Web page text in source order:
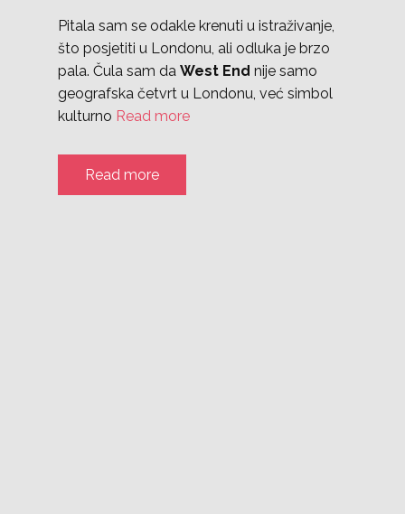
Pitala sam se odakle krenuti u istraživanje,
što posjetiti u Londonu, ali odluka je brzo
pala. Čula sam da West End nije samo
geografska četvrt u Londonu, već simbol
kulturno Read more
Read more